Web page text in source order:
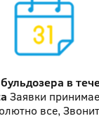
в
Заявки
все,